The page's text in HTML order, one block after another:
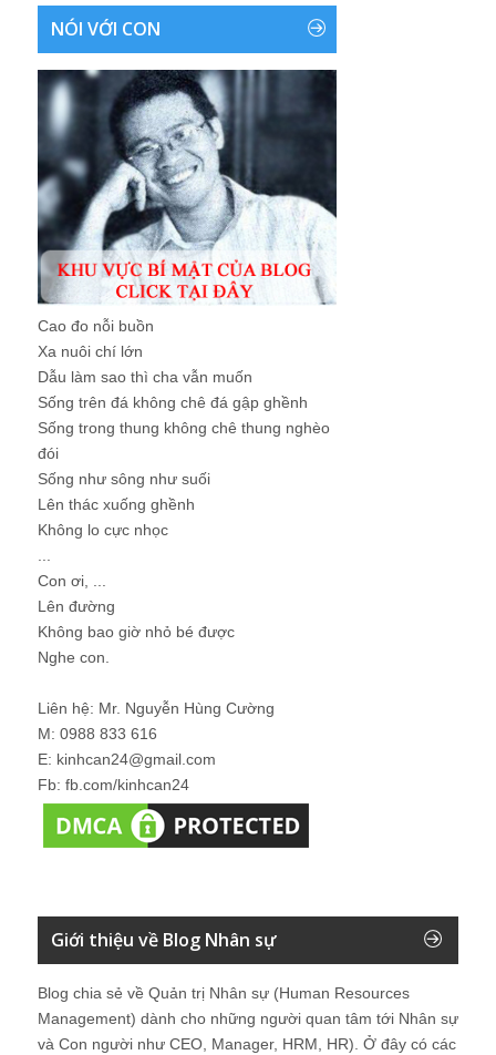
NÓI VỚI CON
Cao đo nỗi buồn
Xa nuôi chí lớn
Dẫu làm sao thì cha vẫn muốn
Sống trên đá không chê đá gập ghềnh
Sống trong thung không chê thung nghèo
đói
Sống như sông như suối
Lên thác xuống ghềnh
Không lo cực nhọc
Con ơi, ...
Lên đường
Không bao giờ nhỏ bé được
Nghe con.
Liên hệ: Mr. Nguyễn Hùng Cường
M: 0988 833 616
E: kinhcan24@gmail.com
Fb: fb.com/kinhcan24
Giới thiệu về Blog Nhân sự
Blog chia sẻ về Quản trị Nhân sự (Human Resources
Management) dành cho những người quan tâm tới Nhân sự
và Con người như CEO, Manager, HRM, HR). Ở đây có các